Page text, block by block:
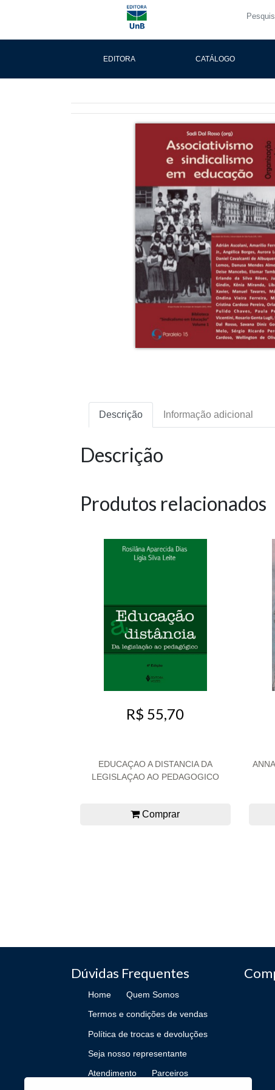
EDITORA CATÁLOGO
Descrição Informação adicional
Descrição
Produtos relacionados
R$ 55,70
EDUCAÇAO A DISTANCIA DA
LEGISLAÇAO AO PEDAGOGICO
Comprar
Dúvidas Frequentes
Home Quem Somos
Termos e condições de vendas
Política de trocas e devoluções
Seja nosso representante
Atendimento Parceiros